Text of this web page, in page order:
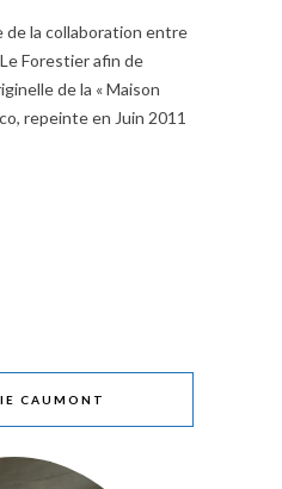
la collaboration entre
Forestier afin de
de la « Maison
repeinte en Juin 2011
CAUMONT